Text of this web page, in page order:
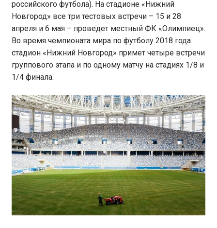
российского футбола). На стадионе «Нижний
Новгород» все три тестовых встречи – 15 и 28
апреля и 6 мая – проведет местный ФК «Олимпиец».
Во время чемпионата мира по футболу 2018 года
стадион «Нижний Новгород» примет четыре встречи
группового этапа и по одному матчу на стадиях 1/8 и
1/4 финала.